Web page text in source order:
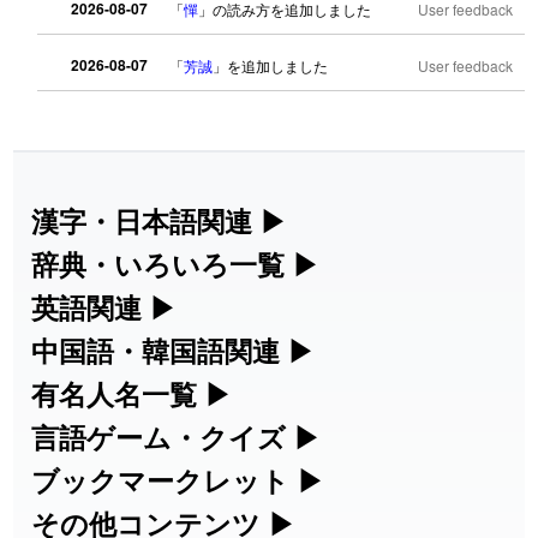
2026-08-07 「憚 」の読み方を追加しました User feedback
2026-08-07 「芳誠 」を追加しました User feedback
2026-08-06 「 啗 」のイメージを追加しました
2026-08-06 「
2026-08-06
2026-08-06 旅行客 」のイメージを追加しました
2026-08-06 「胆石」のイメージを追加しました
漢字・日本語関連 ▶
漢字の読み方検索、手書き入力、書き順
練習など、日本語学習に役立つツールを
集めています。
人名漢字辞典 - 読み方検索
手書き漢字入力
漢字の書き方・書き順 書き取り練習
辞典・いろいろ一覧 ▶
部首・画数別の漢字一覧、熟語辞典、地
名・駅名検索など、各種リファレンスツ
ールです。
部首画数別漢字一覧
常用漢字一覧
英語関連 ▶
カタカナ語・略語の意味検索、発音記
号、リスニング練習など英語学習ツール
です。
カタカナ語の意味・発音・類語辞典
中国語・韓国語関連 ▶
中国語のピンイン変換、韓国語の手書き
入力など、アジア言語学習ツールです。
手書き中国語入力 変換ツール
有名人名一覧 ▶
海外セレブやスポーツ選手の名前の読み
方・発音を確認できます。
言語ゲーム・クイズ ▶
四字熟語パズルや漢字クイズなど、楽し
みながら学べるゲームです。
ブックマークレット ▶
ブラウザに登録して、どのサイトからで
その他コンテンツ ▶